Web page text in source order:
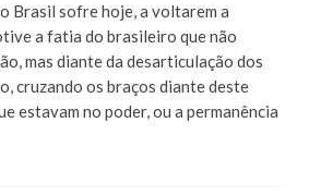
Brasil sofre hoje, a voltarem a
a fatia do brasileiro que não
mas diante da desarticulação dos
cruzando os braços diante deste
estavam no poder, ou a permanência